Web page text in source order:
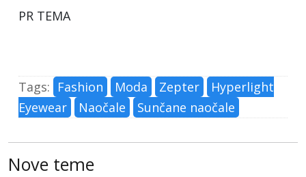
PR TEMA
Tags: Fashion Moda Zepter
Hyperlight
Eyewear
Naočale Sunčane naočale
Nove teme